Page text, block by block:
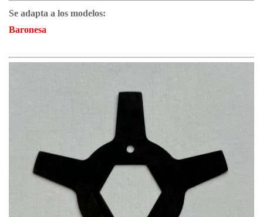
Se adapta a los modelos:
Baronesa